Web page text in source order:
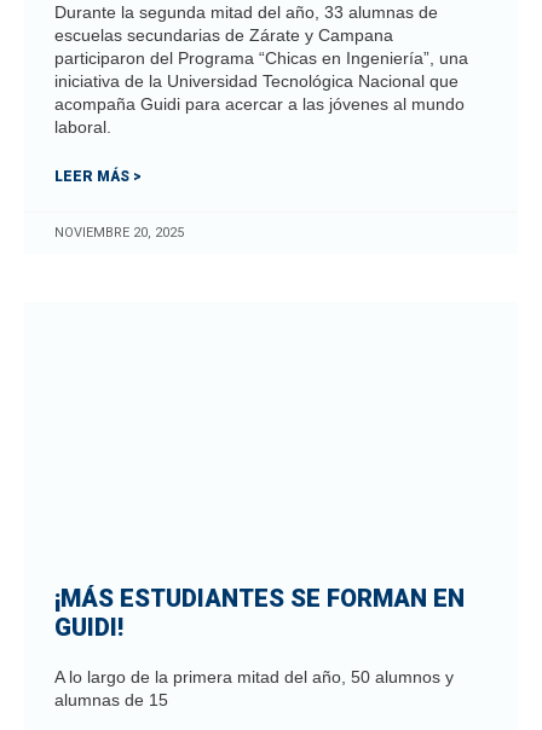
Durante la segunda mitad del año, 33 alumnas de
escuelas secundarias de Zárate y Campana
participaron del Programa “Chicas en Ingeniería”, una
iniciativa de la Universidad Tecnológica Nacional que
acompaña Guidi para acercar a las jóvenes al mundo
laboral.
LEER MÁS >
NOVIEMBRE 20, 2025
¡MÁS ESTUDIANTES SE FORMAN EN
GUIDI!
A lo largo de la primera mitad del año, 50 alumnos y
alumnas de 15